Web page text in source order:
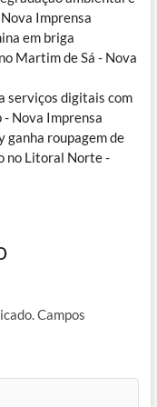
Imprensa
em briga
Martim de Sá - Nova
serviços digitais com
- Nova Imprensa
ganha roupagem de
no Litoral Norte -
Campos